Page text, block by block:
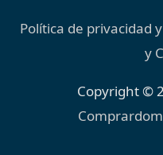
Política de privacidad
y
Copyright ©